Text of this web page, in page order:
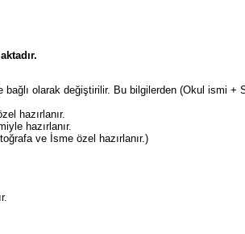
olarak değiştirilir. Bu bilgilerden (Okul ismi +
hazırlanır.
hazırlanır.
ve İsme özel hazırlanır.)